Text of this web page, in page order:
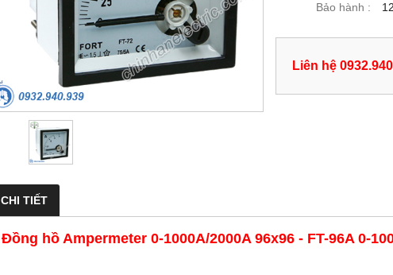
Bảo hành :
Liên hệ
CHI TIẾT
Đồng hồ Ampermeter 0-1000A/2000A 96x96 - FT-96A 0-